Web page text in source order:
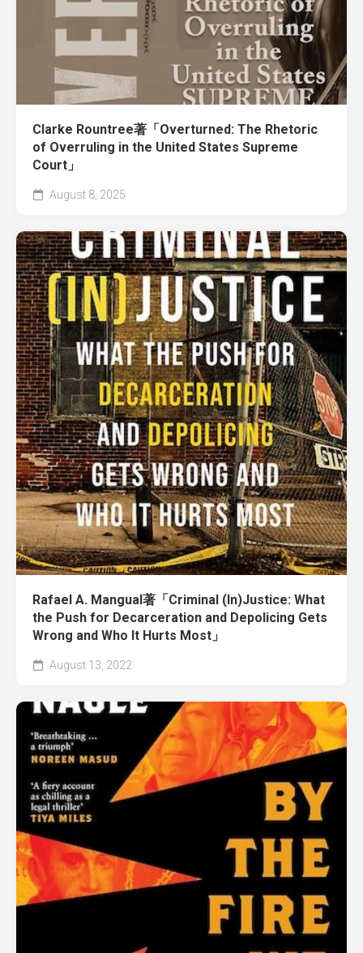
Clarke Rountree著「Overturned: The Rhetoric
of Overruling in the United States Supreme
Court」
August 8, 2025
Rafael A. Mangual著「Criminal (In)Justice: What
the Push for Decarceration and Depolicing Gets
Wrong and Who It Hurts Most」
August 13, 2022